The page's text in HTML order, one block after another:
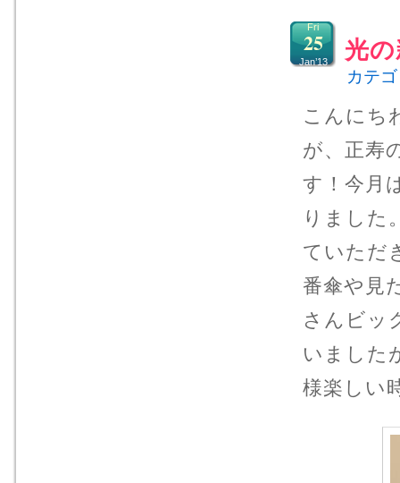
光
Fri
25
Jan’13
カテ
こんにち
が、正寿
す！今月
りました
ていただ
番傘や見
さんビッ
いました
様楽しい